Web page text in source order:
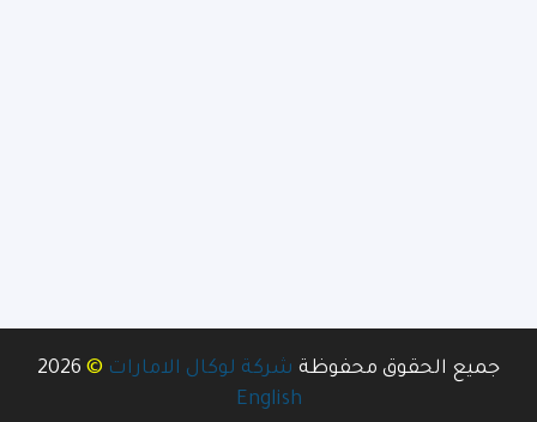
جميع الحقوق محفوظة شركة لوكال الامارات ©
English